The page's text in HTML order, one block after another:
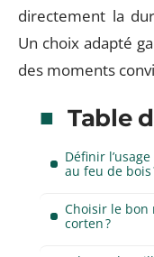
directement la
Un choix adapté
des moments
Table
Définir
au feu de bois
Choisir le bon
corten ?